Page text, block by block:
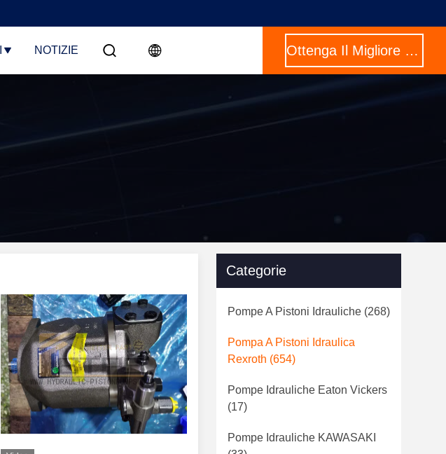
NOTIZIE Ottenga Il Migliore Prezzo
Categorie
Pompe A Pistoni Idrauliche (268)
Pompa A Pistoni Idraulica
Rexroth (654)
Pompe Idrauliche Eaton Vickers
(17)
Pompe Idrauliche KAWASAKI